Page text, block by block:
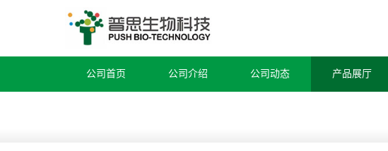
公司首页 公司介绍 公司动态 产品展厅